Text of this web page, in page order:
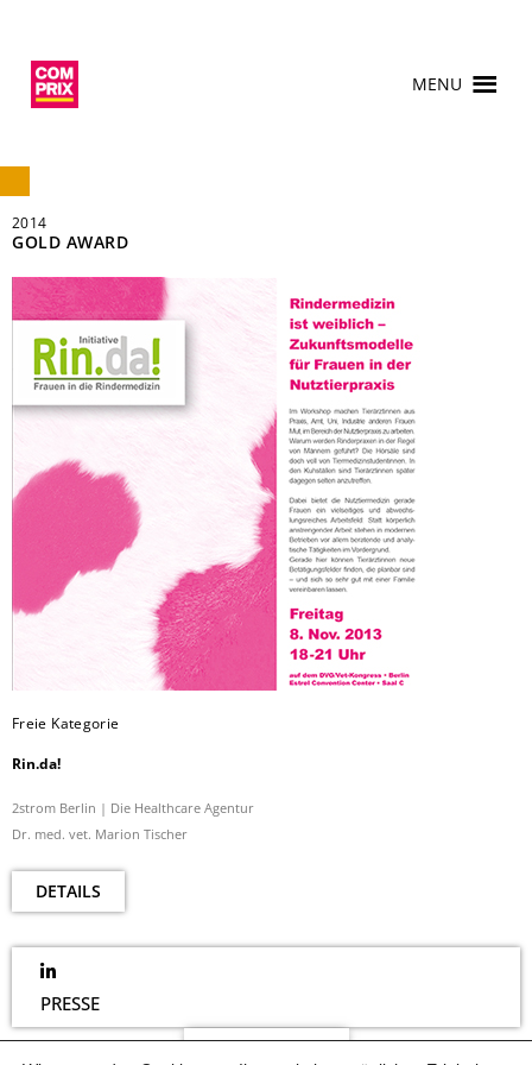
MENU
2014
GOLD AWARD
Freie Kategorie
Rin.da!
2strom Berlin | Die Healthcare Agentur
Dr. med. vet. Marion Tischer
DETAILS
PRESSE